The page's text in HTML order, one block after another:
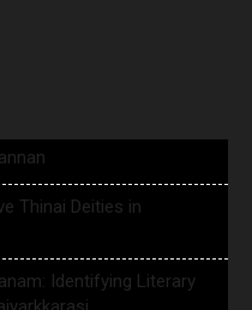
Thinai Deities in
Identifying Literary